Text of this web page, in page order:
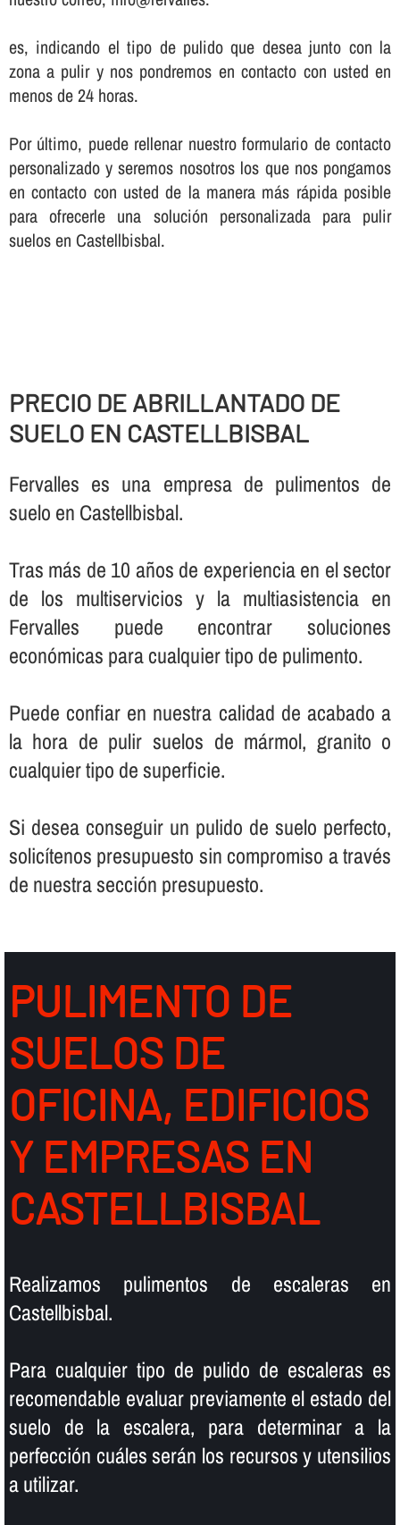
es, indicando el tipo de pulido que desea junto con la
zona a pulir y nos pondremos en contacto con usted en
menos de 24 horas.
Por último, puede rellenar nuestro formulario de contacto
personalizado y seremos nosotros los que nos pongamos
en contacto con usted de la manera más rápida posible
para ofrecerle una solución personalizada para pulir
suelos en Castellbisbal.
PRECIO DE ABRILLANTADO DE
SUELO EN CASTELLBISBAL
Fervalles es una empresa de pulimentos de
suelo en Castellbisbal.
Tras más de 10 años de experiencia en el sector
de los multiservicios y la multiasistencia en
Fervalles puede encontrar soluciones
económicas para cualquier tipo de pulimento.
Puede confiar en nuestra calidad de acabado a
la hora de pulir suelos de mármol, granito o
cualquier tipo de superficie.
Si desea conseguir un pulido de suelo perfecto,
solicí­tenos presupuesto sin compromiso a través
de nuestra sección presupuesto.
PULIMENTO DE
SUELOS DE
OFICINA, EDIFICIOS
Y EMPRESAS EN
CASTELLBISBAL
Realizamos pulimentos de escaleras en
Castellbisbal.
Para cualquier tipo de pulido de escaleras es
recomendable evaluar previamente el estado del
suelo de la escalera, para determinar a la
perfección cuáles serán los recursos y utensilios
a utilizar.